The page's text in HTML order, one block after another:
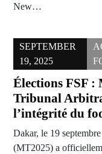
New…
SEPTEMBER
19, 2025
Élections FSF :
Tribunal
l’intégrité du
Dakar, le 19
(MT2025) a